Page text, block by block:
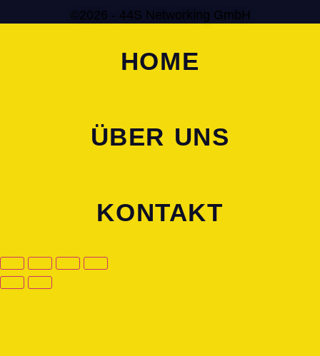
©2026 - 44S Networking GmbH
HOME
ÜBER UNS
KONTAKT